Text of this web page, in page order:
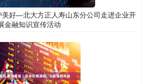
好—北大方正人寿山东分公司走进企业开
金融知识宣传活动